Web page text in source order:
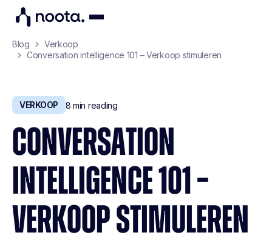
Blog
Verkoop
Conversation intelligence 101 – Verkoop stimuleren
VERKOOP 8 min reading
CONVERSATION
INTELLIGENCE 101 –
VERKOOP STIMULEREN